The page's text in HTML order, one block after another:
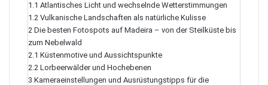
1.1 Atlantisches Licht und wechselnde Wetterstimmungen
1.2 Vulkanische Landschaften als natürliche Kulisse
2 Die besten Fotospots auf Madeira – von der Steilküste bis
zum Nebelwald
2.1 Küstenmotive und Aussichtspunkte
2.2 Lorbeerwälder und Hochebenen
3 Kameraeinstellungen und Ausrüstungstipps für die